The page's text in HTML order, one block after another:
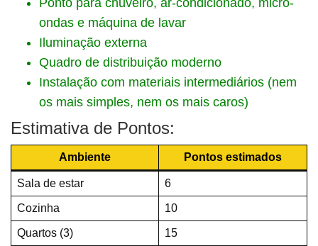
Ponto para chuveiro, ar-condicionado, micro-
ondas e máquina de lavar
Iluminação externa
Quadro de distribuição moderno
Instalação com materiais intermediários (nem
os mais simples, nem os mais caros)
Estimativa de Pontos:
Ambiente Pontos estimados
Sala de estar 6
Cozinha 10
Quartos (3) 15